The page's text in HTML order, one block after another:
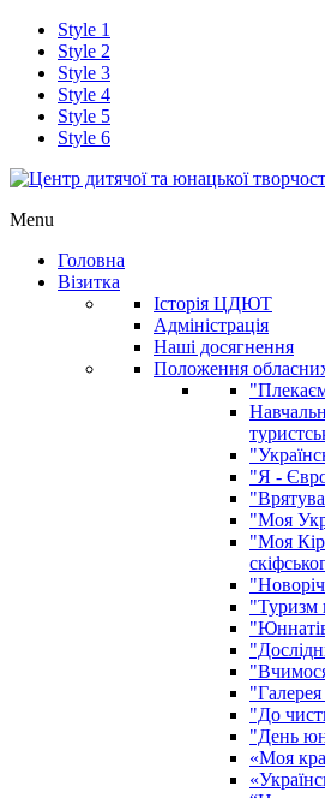
Style 1
Style 2
Style 3
Style 4
Style 5
Style 6
Menu
Головна
Візитка
Історія ЦДЮТ
Адміністрація
Наші досягнення
Положення
"Я -
"Моя
"Моя
"Туризм
"До
"День
«Моя